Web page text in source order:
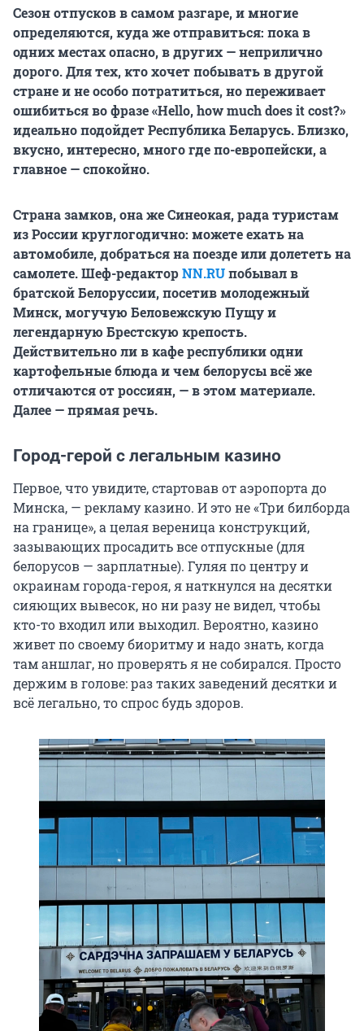
Сезон отпусков в самом разгаре, и многие
определяются, куда же отправиться: пока в
одних местах опасно, в других — неприлично
дорого. Для тех, кто хочет побывать в другой
стране и не особо потратиться, но переживает
ошибиться во фразе «Hello, how much does it cost?»
идеально подойдет Республика Беларусь. Близко,
вкусно, интересно, много где по-европейски, а
главное — спокойно.
Страна замков, она же Синеокая, рада туристам
из России круглогодично: можете ехать на
автомобиле, добраться на поезде или долететь на
самолете. Шеф-редакторNN.RUпобывал в
братской Белоруссии, посетив молодежный
Минск, могучую Беловежскую Пущу и
легендарную Брестскую крепость.
Действительно ли в кафе республики одни
картофельные блюда и чем белорусы всё же
отличаются от россиян, — в этом материале.
Далее — прямая речь.
Город-герой с легальным казино
Первое, что увидите, стартовав от аэропорта до
Минска, — рекламу казино. И это не «Три билборда
на границе», а целая вереница конструкций,
зазывающих просадить все отпускные (для
белорусов — зарплатные). Гуляя по центру и
окраинам города-героя, я наткнулся на десятки
сияющих вывесок, но ни разу не видел, чтобы
кто-то входил или выходил. Вероятно, казино
живет по своему биоритму и надо знать, когда
там аншлаг, но проверять я не собирался. Просто
держим в голове: раз таких заведений десятки и
всё легально, то спрос будь здоров.